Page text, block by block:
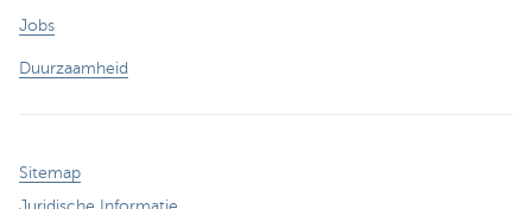
Jobs
Duurzaamheid
Sitemap